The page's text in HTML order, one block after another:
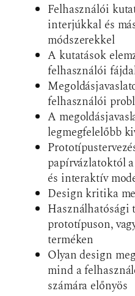
Felhasználói
interjúkkal és
módszerekkel
A kutatások
felhasználói
felhasználói
A
legmegfelelőbb
papírvázlatoktól
és interaktív
Design kritika
Használhatósági
prototípuson,
terméken
Olyan design
mind a
számára előnyös